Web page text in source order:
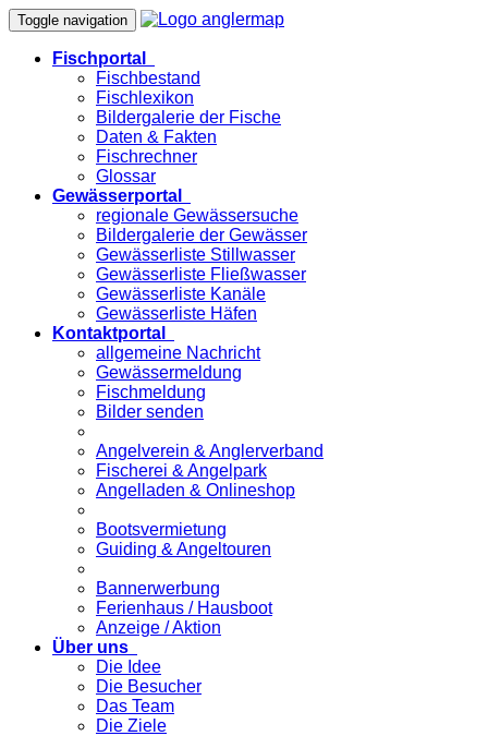
Toggle navigation
Fischportal
Fischbestand
Fischlexikon
Bildergalerie der Fische
Daten & Fakten
Fischrechner
Glossar
Gewässerportal
regionale Gewässersuche
Bildergalerie der Gewässer
Gewässerliste Stillwasser
Gewässerliste Fließwasser
Gewässerliste Kanäle
Gewässerliste Häfen
Kontaktportal
allgemeine Nachricht
Gewässermeldung
Fischmeldung
Bilder senden
Angelverein & Anglerverband
Fischerei & Angelpark
Angelladen & Onlineshop
Bootsvermietung
Guiding & Angeltouren
Bannerwerbung
Ferienhaus / Hausboot
Anzeige / Aktion
Über uns
Die Idee
Die Besucher
Das Team
Die Ziele